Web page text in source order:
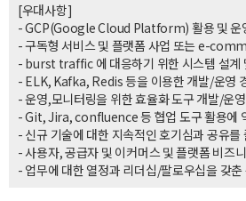
[우대사항]
- GCP(Google Cloud Platform) 활용 및 운
- 구독형 서비스 및 플랫폼 사업 또는 e-
- burst traffic 에 대응하기 위한 시스템 설계
- ELK, Kafka, Redis 등을 이용한 개발/운영
- 운영,모니터링을 위한 효율화 도구 개발/운
- Git, Jira, confluence 등 협업 도구 활용에
- 신규 기술에 대한 지속적인 호기심과 공유를
- 사용자, 공급자 및 이커머스 및 플랫폼 비즈
- 업무에 대한 열정과 리더십/팔로우십을 갖춘